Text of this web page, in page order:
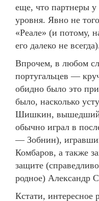
еще, что партнеры у
уровня. Явно не
«Реале» (и потому,
его далеко не
Впрочем, в любом
португальцев —
обидно было это
было, насколько
Шишкин, вышедший
обычно играл в
— Зобнин),
Комбаров, а также
защите
родное) Александр
Кстати, интересное